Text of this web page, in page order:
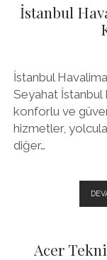
İstanbul
İstanbul
Seyahat İstanbul
konforlu ve
hizmetler,
diğer…
Acer